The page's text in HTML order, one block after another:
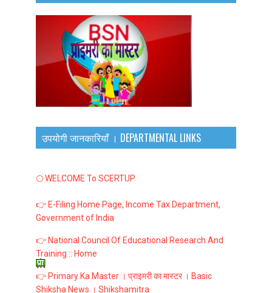
उपयोगी जानकारियाँ । DEPARTMENTAL LINKS
🌕 WELCOME To SCERTUP
👉 E-Filing Home Page, Income Tax Department,
Government of India
👉 National Council Of Educational Research And
Training :: Home
👉 Primary Ka Master । प्राइमरी का मास्टर । Basic
Shiksha News । Shikshamitra